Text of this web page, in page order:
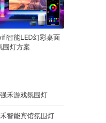
智能LED幻彩桌面
围灯方案
禾游戏氛围灯
智能宾馆氛围灯